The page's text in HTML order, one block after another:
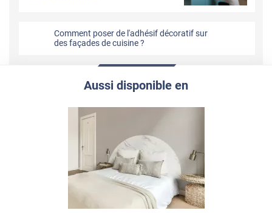
Comment poser de l'adhésif décoratif sur
des façades de cuisine ?
Aussi disponible en